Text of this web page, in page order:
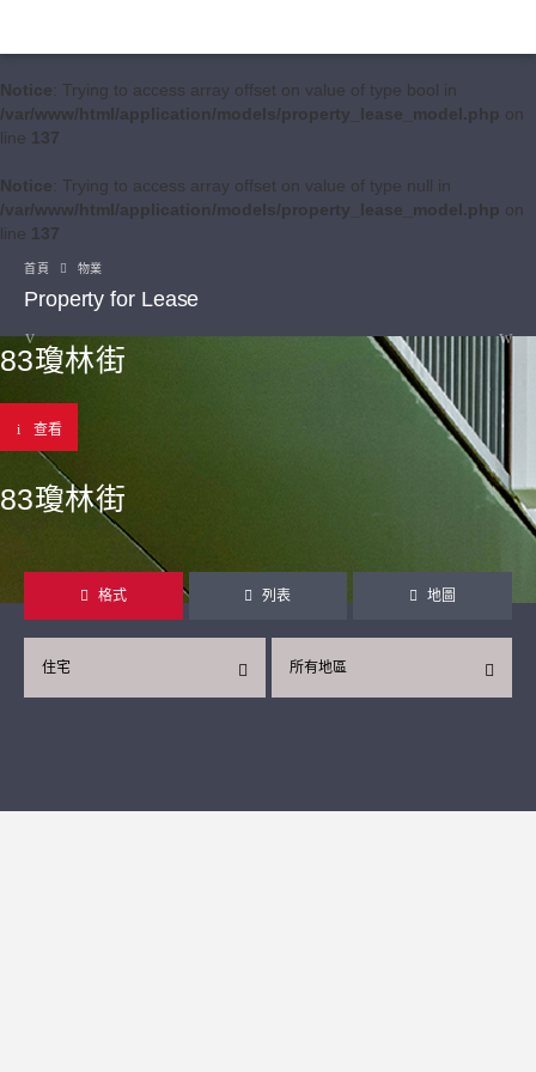
Notice: Trying to access array offset on value of type bool in
/var/www/html/application/models/property_lease_model.php on
line 137
Notice: Trying to access array offset on value of type null in
/var/www/html/application/models/property_lease_model.php on
line 137
首頁 物業
Property for Lease
83瓊林街
查看
83瓊林街
格式 列表 地圖
所有地區
住宅